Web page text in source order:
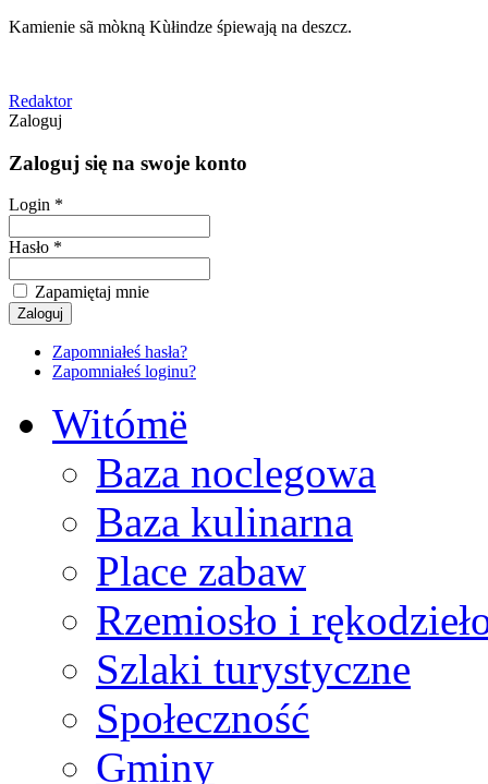
Kamienie sã mòkną Kùłindze śpiewają na deszcz.
Redaktor
Zaloguj
Zaloguj się na swoje konto
Login *
Hasło *
Zapamiętaj mnie
Zapomniałeś hasła?
Zapomniałeś loginu?
Witómë
Baza noclegowa
Baza kulinarna
Place zabaw
Rzemiosło i
Szlaki turystyczne
Społeczność
Gminy